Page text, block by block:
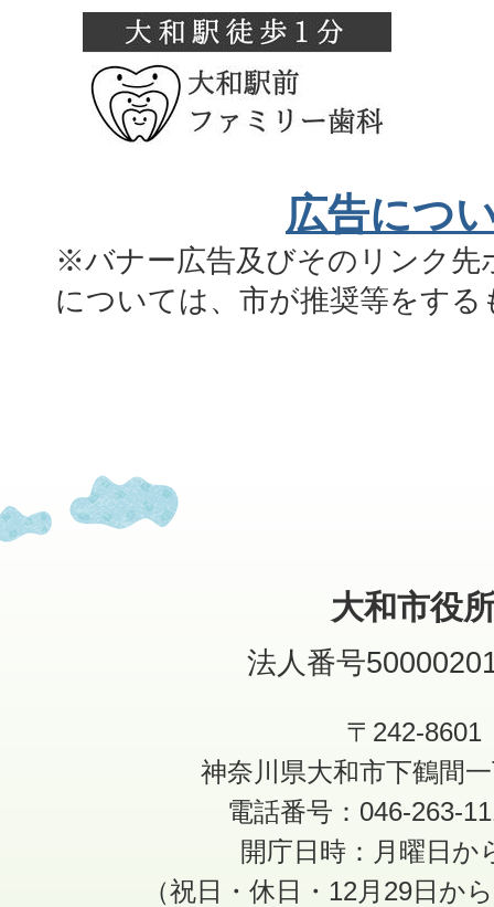
広告につ
※バナー広告及びそのリンク先
については、市が推奨等をす
大和市役
法人番号
〒242-8601
神奈川県大和市下鶴間
電話番号：046-263-
開庁日時：月曜日か
（祝日・休日・12月29日か